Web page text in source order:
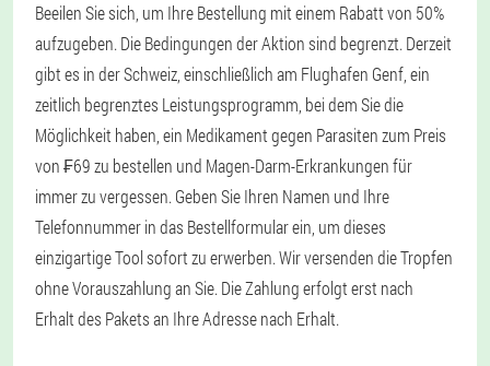
Beeilen Sie sich, um Ihre Bestellung mit einem Rabatt von 50%
aufzugeben. Die Bedingungen der Aktion sind begrenzt. Derzeit
gibt es in der Schweiz, einschließlich am Flughafen Genf, ein
zeitlich begrenztes Leistungsprogramm, bei dem Sie die
Möglichkeit haben, ein Medikament gegen Parasiten zum Preis
von ₣69 zu bestellen und Magen-Darm-Erkrankungen für
immer zu vergessen. Geben Sie Ihren Namen und Ihre
Telefonnummer in das Bestellformular ein, um dieses
einzigartige Tool sofort zu erwerben. Wir versenden die Tropfen
ohne Vorauszahlung an Sie. Die Zahlung erfolgt erst nach
Erhalt des Pakets an Ihre Adresse nach Erhalt.